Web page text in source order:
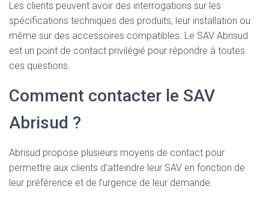
Les clients peuvent avoir des interrogations sur les
spécifications techniques des produits, leur installation ou
même sur des accessoires compatibles. Le SAV Abrisud
est un point de contact privilégié pour répondre à toutes
ces questions.
Comment contacter le SAV
Abrisud ?
Abrisud propose plusieurs moyens de contact pour
permettre aux clients d’atteindre leur SAV en fonction de
leur préférence et de l’urgence de leur demande.